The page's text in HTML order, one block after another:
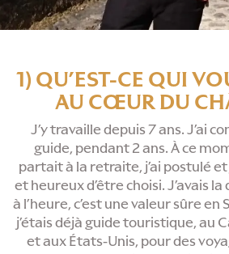
1) QU’EST-CE QUI
AU CŒUR DU
J’y travaille depuis 7 ans. J’ai
guide, pendant 2 ans. À ce
partait à la retraite, j’ai postulé et
et heureux d’être choisi. J’avais
à l’heure, c’est une valeur sûre en
j’étais déjà guide touristique, au
et aux États-Unis, pour des